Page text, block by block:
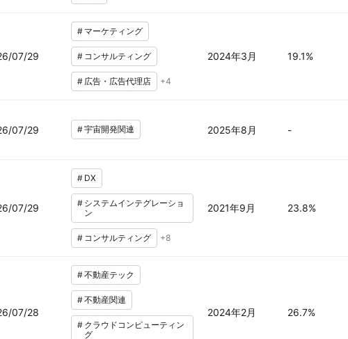
07/29
# マーケティング
# コンサルティング
# 広告・広告代理店 +4
2024年3月 19.1%
07/29 #宇宙開発関連 2025年8月 -
07/29
# DX
# システムインテグレーショ
ン
# コンサルティング +8
2021年9月 23.8%
07/28
#不動産テック
#不動産関連
# クラウドコンピューティン
グ
2024年2月 26.7%